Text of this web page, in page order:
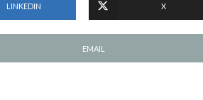
LINKEDIN X
EMAIL